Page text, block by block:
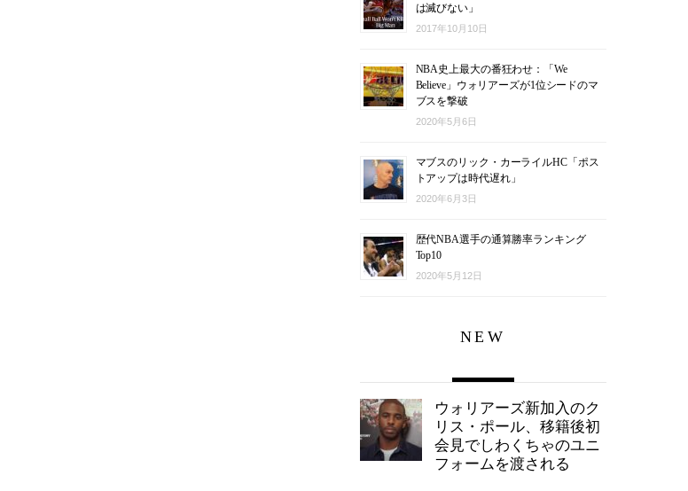
は滅びない」
2017年10月10日
NBA史上最大の番狂わせ：「We
Believe」ウォリアーズが1位シードのマ
ブスを撃破
2020年5月6日
マブスのリック・カーライルHC「ポス
トアップは時代遅れ」
2020年6月3日
歴代NBA選手の通算勝率ランキング
Top10
2020年5月12日
NEW
ウォリアーズ新加入のク
リス・ポール、移籍後初
会見でしわくちゃのユニ
フォームを渡される